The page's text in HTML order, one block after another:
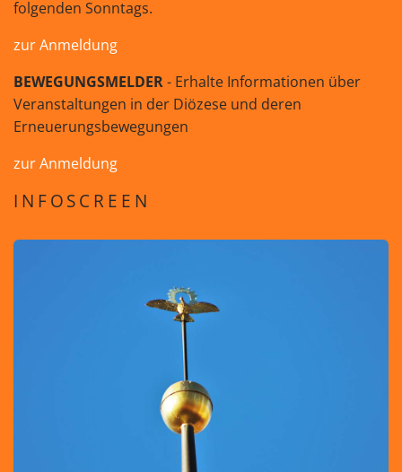
folgenden Sonntags.
zur Anmeldung
BEWEGUNGSMELDER- Erhalte Informationen über
Veranstaltungen in der Diözese und deren
Erneuerungsbewegungen
zur Anmeldung
INFOSCREEN